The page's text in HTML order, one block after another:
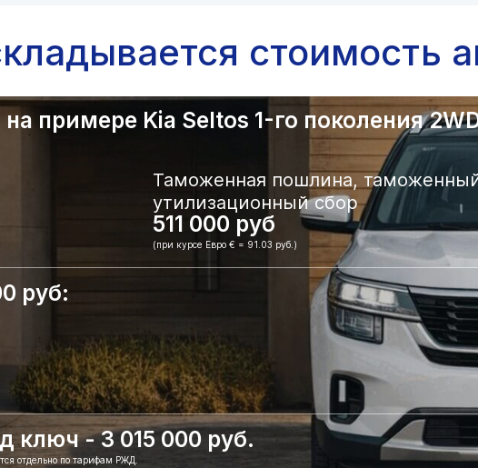
стоимость
примере Kia Seltos 1-го поколения
Таможенная пошлина,
утилизационный сбор
511 000 руб
(при курсе Евро € = 91.03 руб.)
руб:
ключ - 3 015 000 руб.
отдельно по тарифам РЖД.